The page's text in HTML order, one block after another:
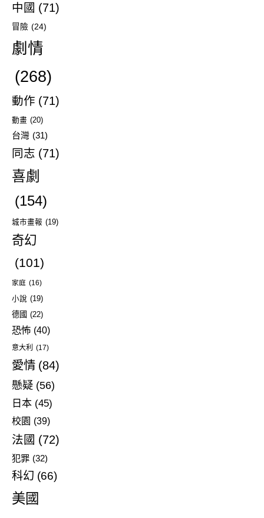
中國 (71)
冒險 (24)
劇情
(268)
動作 (71)
動畫 (20)
台灣 (31)
同志 (71)
喜劇
(154)
城市畫報 (19)
奇幻
(101)
家庭 (16)
小說 (19)
德國 (22)
恐怖 (40)
意大利 (17)
愛情 (84)
懸疑 (56)
日本 (45)
校園 (39)
法國 (72)
犯罪 (32)
科幻 (66)
美國